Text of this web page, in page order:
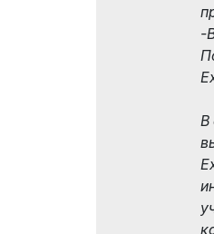
-
В